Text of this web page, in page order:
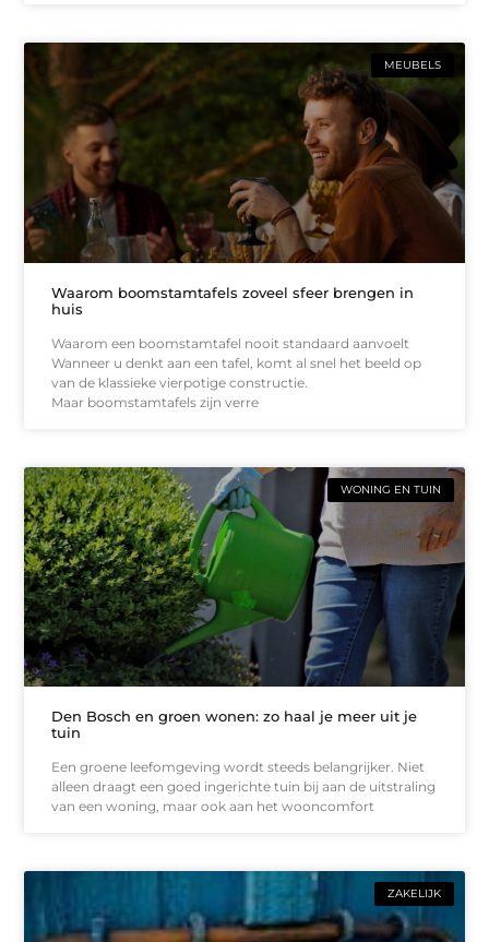
MEUBELS
Waarom boomstamtafels zoveel sfeer brengen in
huis
Waarom een boomstamtafel nooit standaard aanvoelt
Wanneer u denkt aan een tafel, komt al snel het beeld op
van de klassieke vierpotige constructie.
Maar boomstamtafels zijn verre
WONING EN TUIN
Den Bosch en groen wonen: zo haal je meer uit je
tuin
Een groene leefomgeving wordt steeds belangrijker. Niet
alleen draagt een goed ingerichte tuin bij aan de uitstraling
van een woning, maar ook aan het wooncomfort
ZAKELIJK